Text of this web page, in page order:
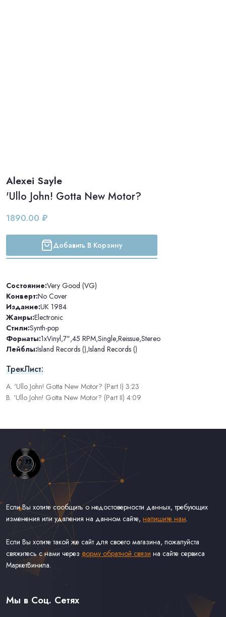
Alexei Sayle
'Ullo John! Gotta New Motor?
1890.00 ₽
Добавить В Корзину
Состояние:Very Good (VG)
Конверт:No Cover
Издание:UK 1984
Жанры:Electronic
Стили:Synth-pop
Форматы:1xVinyl,7",45 RPM,Single,Reissue,Stereo
Лейблы:Island Records (),Island Records ()
ТрекЛист:
A. 'Ullo John! Gotta New Motor? (Part I) 3:23
B. 'Ullo John! Gotta New Motor? (Part II) 4:09
Если Вы хотите сообщить о недостоверности данных, требующих
изменения или удаления на данном сайте, напишите нам.
Если Вы хотите такой же сайт для своего магазина, пожалуйста
свяжитесь с нами через форму обратной связи на сайте сервиса
МаркетВинила.
Весь Каталог Винила на 7''
Рок на 7''
Мы в Соц. Сетях